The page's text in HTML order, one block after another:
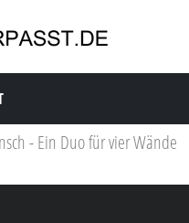
- Ein Duo für vier Wände